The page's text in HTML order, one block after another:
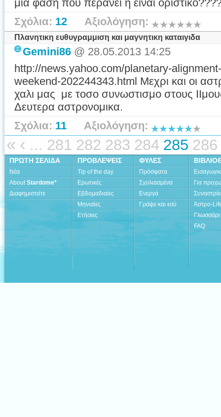
μια φαση που περανει η ειναι
Σχόλια: 12 Αξιολόγηση:
Πλανητικη ευθυγραμμιση και μαγνητικη καταιγιδα
Gemini86 @ 28.05.2013 14:25
http://news.yahoo.com/planetary-
weekend-202244343.html Μεχρι και οι
χαλι μας με τοσο συνωστισμο στους
Δευτερα αστρονομικα.
Σχόλια: 11 Αξιολόγηση:
« ‹ ... 281 282 283 284 285 286
ΠΡΩΤΗ ΣΕΛΙΔΑ
Νέα
AboutStardome*
Διαφημιστείτε
ΠΡΟΒΛΕΨΕΙΣ
Tip of the day
Ερωτικές
Εβδομαδιαίες
Μηνιαίες
Ετήσιες
ΦΥΛΕΣ
Πρόσφατα
Σχολιασμένα
Ενεργά
Γράψε και εσύ
Για
Άστρο-
Γλωσσάρι
FAQ